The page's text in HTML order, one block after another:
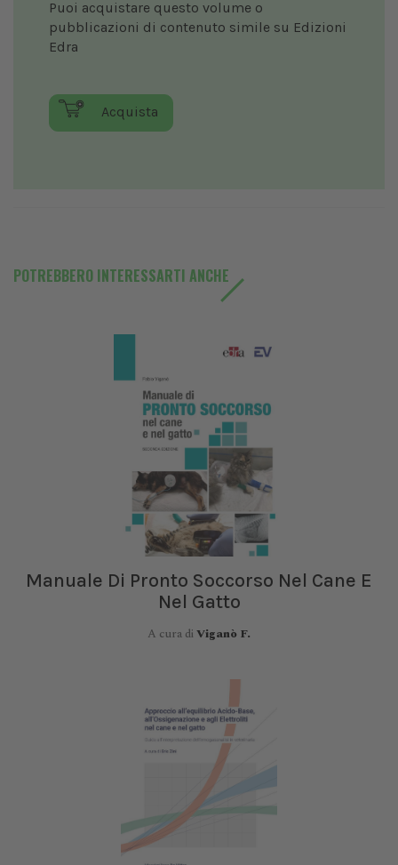
Puoi acquistare questo volume o
pubblicazioni di contenuto simile su Edizioni
Edra
Acquista
POTREBBERO INTERESSARTI ANCHE
Manuale Di Pronto Soccorso Nel Cane E
Nel Gatto
A cura di Viganò F.